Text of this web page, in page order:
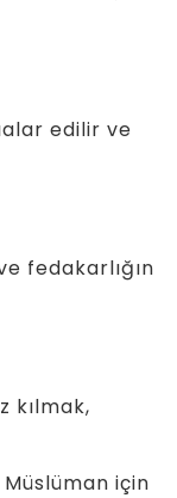
edilir ve
fedakarlığın
kılmak,
için